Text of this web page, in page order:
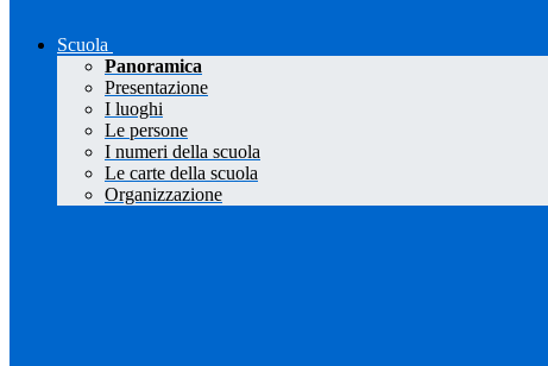
Scuola
Panoramica
Presentazione
I luoghi
Le persone
I numeri della scuola
Le carte della scuola
Organizzazione